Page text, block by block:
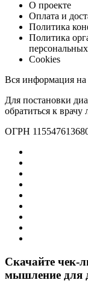
О проекте
Оплата и
Политика
Политика
Cookies
Вся информация на
Для постановки
обратиться к врачу
ОГРН
Скачайте чек-
мышление для